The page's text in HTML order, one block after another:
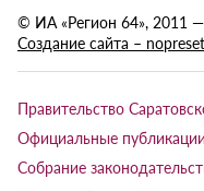
© ИА «Регион 64», 2011
Создание сайта – nopreset
Правительство
Официальные публикации
Собрание